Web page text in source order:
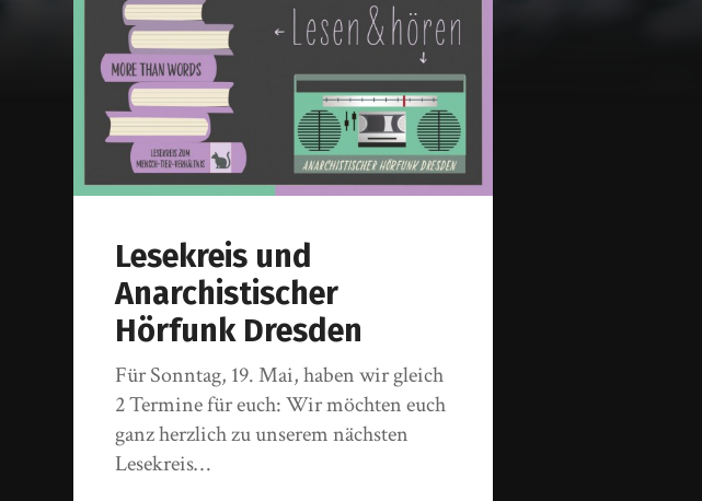
Lesekreis und
Anarchistischer
Hörfunk Dresden
Für Sonntag, 19. Mai, haben wir gleich
2 Termine für euch: Wir möchten euch
ganz herzlich zu unserem nächsten
Lesekreis…